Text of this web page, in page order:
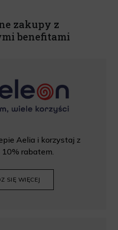
zakupy z
benefitami
Aelia i korzystaj z
rabatem.
SIĘ WIĘCEJ